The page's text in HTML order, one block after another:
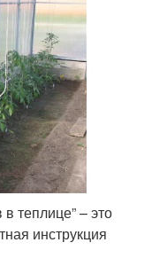
теплице” – это
инструкция